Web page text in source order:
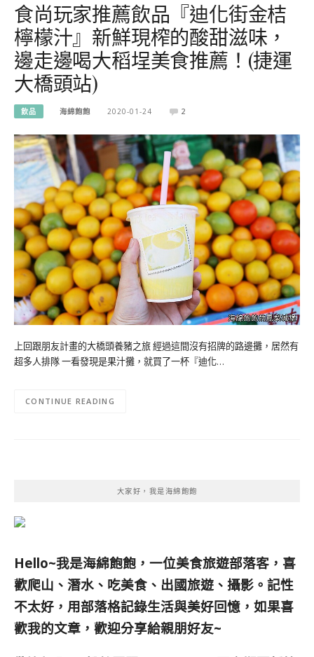
食尚玩家推薦飲品『迪化街金桔
檸檬汁』新鮮現榨的酸甜滋味，
邊走邊喝大稻埕美食推薦！(捷運
大橋頭站)
飲品 海綿飽飽 2020-01-24 2
上回跟朋友計畫的大橋頭養豬之旅 經過這間沒有招牌的路邊攤，居然有
超多人排隊 一看發現是果汁攤，就買了一杯『迪化…
CONTINUE READING
大家好，我是海綿飽飽
Hello~我是海綿飽飽，一位美食旅遊部落客， 喜
歡爬山、潛水、吃美食、出國旅遊、攝影。 記性
不太好，用部落格記錄生活與美好回憶， 如果喜
歡我的文章，歡迎分享給親朋好友~